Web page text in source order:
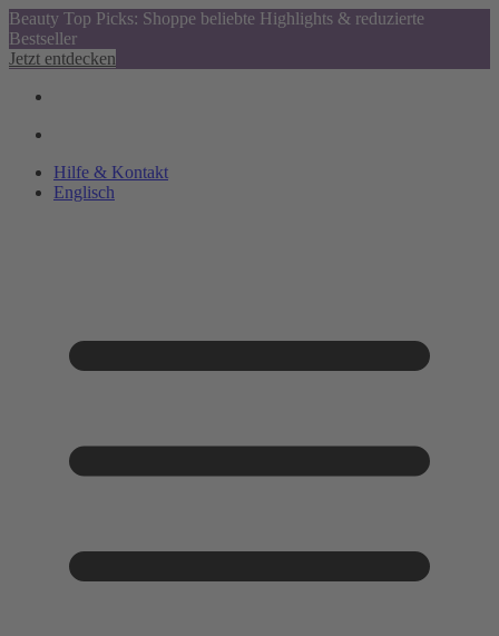
Beauty Top Picks: Shoppe beliebte Highlights & reduzierte
Bestseller
Jetzt entdecken
Hilfe & Kontakt
Englisch